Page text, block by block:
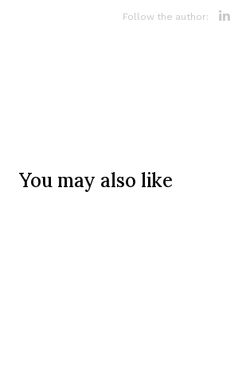
Follow the author:
You may also like